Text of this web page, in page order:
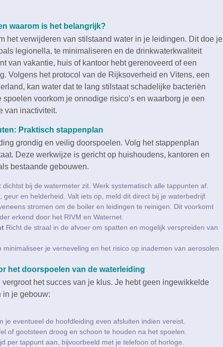
waarom is het belangrijk?
het verwijderen van stilstaand water in je leidingen.​ Dit doe je
legionella, te minimaliseren en de drinkwaterkwaliteit
van vakantie, huis of kantoor hebt gerenoveerd of een
Volgens het protocol van de Rijksoverheid en Vitens, een
kan water dat te lang stilstaat schadelijke bacteriën
voorkom je onnodige risico’s en waarborg je een
van inactiviteit.​
Praktisch stappenplan
grondig en veilig doorspoelen.​ Volg het stappenplan
Deze werkwijze is gericht op huishoudens, kantoren en
bestaande gebouwen.​
bij de watermeter zit.​ Werk systematisch alle tappunten af.​
geur en helderheid.​ Valt iets op, meld dit direct bij je waterbedrijf.​
stromen om de boiler en leidingen te reinigen.​ Dit voorkomt
erkend door het RIVM en Waternet.​
Richt de straal in de afvoer om spatten en mogelijk verspreiden van
minimaliseer je verneveling en het risico op inademen van aerosolen
het doorspoelen van de waterleiding
het succes van je klus.​ Je hebt geen ingewikkelde
in je gebouw:
je eventueel de hoofdleiding even afsluiten indien vereist.​
of gootsteen droog en schoon te houden na het spoelen.​
per tappunt aan, bijvoorbeeld met je telefoon of horloge.​